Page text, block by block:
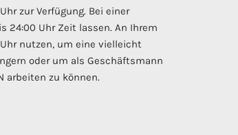
zur Verfügung. Bei einer
24:00 Uhr Zeit lassen. An Ihrem
nutzen, um eine vielleicht
oder um als Geschäftsmann
arbeiten zu können.